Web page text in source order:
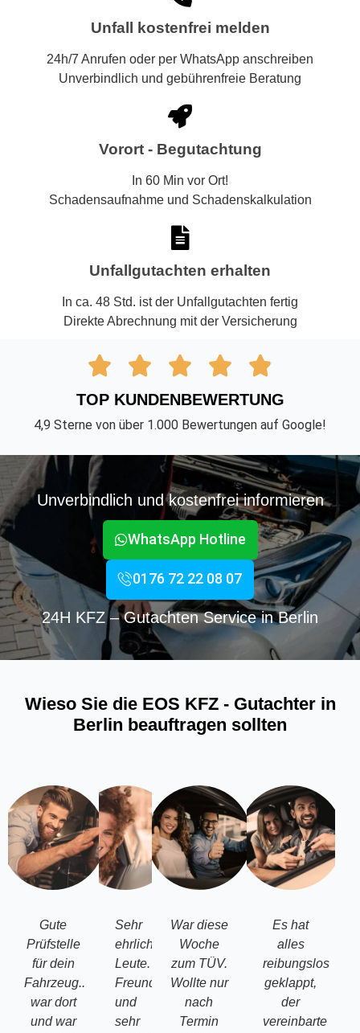
Unfall kostenfrei melden
24h/7 Anrufen oder per WhatsApp anschreiben
Unverbindlich und gebührenfreie Beratung
Vorort - Begutachtung
In 60 Min vor Ort!
Schadensaufnahme und Schadenskalkulation
Unfallgutachten erhalten
In ca. 48 Std. ist der Unfallgutachten fertig
Direkte Abrechnung mit der Versicherung
    
TOP KUNDENBEWERTUNG
4,9 Sterne von über 1.000 Bewertungen auf Google!
Unverbindlich und kostenfrei informieren
WhatsApp Hotline
0176 72 22 08 07
24H KFZ – Gutachten Service in Berlin
Wieso Sie die EOS KFZ - Gutachter in
Berlin beauftragen sollten
Gute
Prüfstelle
für dein
Fahrzeug..
war dort
und war
Sehr
ehrliche
Leute.
Freundlich
und
sehr
War diese
Woche
zum TÜV.
Wollte nur
nach
Termin
Es hat
alles
reibungslos
geklappt,
der
vereinbarte